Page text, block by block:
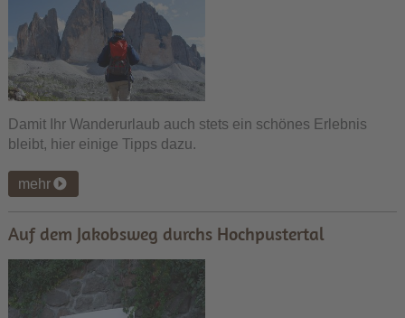
Damit Ihr Wanderurlaub auch stets ein schönes Erlebnis
bleibt, hier einige Tipps dazu.
mehr
Auf dem Jakobsweg durchs Hochpustertal